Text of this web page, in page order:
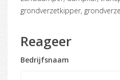
grondverzetkipper,
Reageer
Bedrijfsnaam